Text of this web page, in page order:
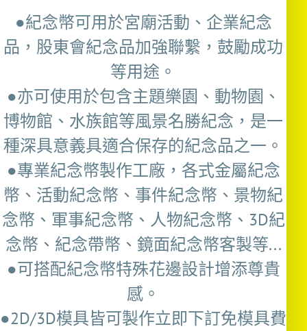
●紀念幣可用於宮廟活動、企業紀念
品，股東會紀念品加強聯繫，鼓勵成功
等用途。
●亦可使用於包含主題樂園、動物園、
博物館、水族館等風景名勝紀念，是一
種深具意義具適合保存的紀念品之一。
●專業紀念幣製作工廠，各式金屬紀念
幣、活動紀念幣、事件紀念幣、景物紀
念幣、軍事紀念幣、人物紀念幣、3D紀
念幣、紀念帶幣、鏡面紀念幣客製等...
●可搭配紀念幣特殊花邊設計增添尊貴
感。
●2D/3D模具皆可製作立即下訂免模具費